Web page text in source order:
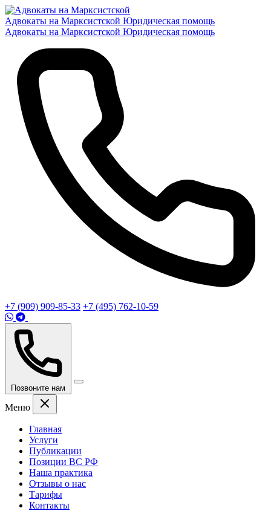
Адвокаты на Марксистской Юридическая помощь
Адвокаты на Марксистской Юридическая помощь
+7 (909) 909-85-33 +7 (495) 762-10-59
Позвоните нам
Меню
Главная
Услуги
Публикации
Позиции ВС РФ
Наша практика
Отзывы о нас
Тарифы
Контакты